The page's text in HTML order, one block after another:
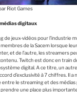
Riot Games
digitaux
jeux-vidéos pour l’industrie
de la Sacem lorsque
et de l’autre, les streamers
Twitch est donc en train
digital. A ce titre, un
d’exclusivité à 7 chiffres.
le streaming et des
une place plus